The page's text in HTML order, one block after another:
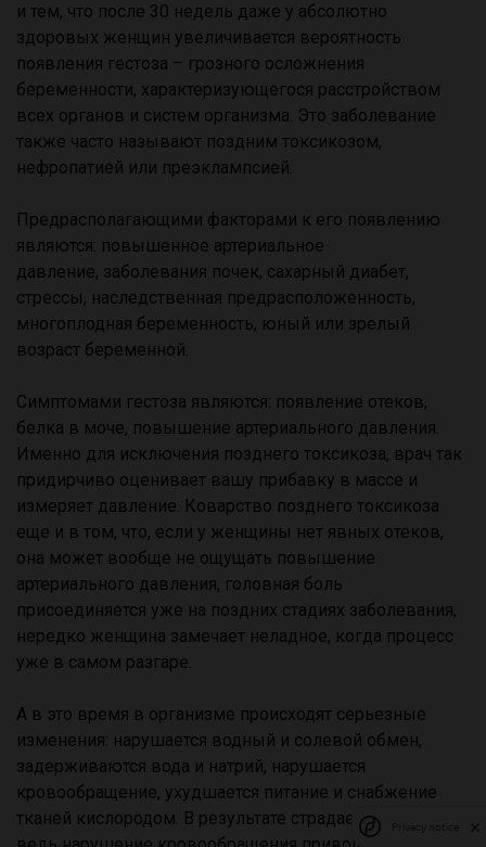
и тем, что после 30 недель даже у абсолютно
здоровых женщин увеличивается вероятность
появления гестоза – грозного осложнения
беременности, характеризующегося расстройством
всех органов и систем организма. Это заболевание
также часто называют поздним токсикозом,
нефропатией или преэклампсией.
Предрасполагающими факторами к его появлению
являются: повышенное артериальное
давление, заболевания почек, сахарный диабет,
стрессы, наследственная предрасположенность,
многоплодная беременность, юный или зрелый
возраст беременной.
Симптомами гестоза являются: появление отеков,
белка в моче, повышение артериального давления.
Именно для исключения позднего токсикоза, врач так
придирчиво оценивает вашу прибавку в массе и
измеряет давление. Коварство позднего токсикоза
еще и в том, что, если у женщины нет явных отеков,
она может вообще не ощущать повышение
артериального давления, головная боль
присоединяется уже на поздних стадиях заболевания,
нередко женщина замечает неладное, когда процесс
уже в самом разгаре.
А в это время в организме происходят серьезные
изменения: нарушается водный и солевой обмен,
задерживаются вода и натрий, нарушается
кровообращение, ухудшается питание и снабжение
тканей кислородом. В результате страдает ребенок,